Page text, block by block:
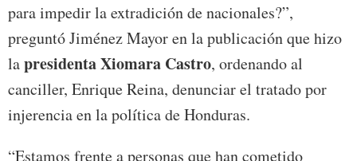
para impedir la extradición de nacionales?”,
preguntó Jiménez Mayor en la publicación que hizo
lapresidenta Xiomara Castro, ordenando al
canciller, Enrique Reina, denunciar el tratado por
injerencia en la política de Honduras.
“Estamos frente a personas que han cometido